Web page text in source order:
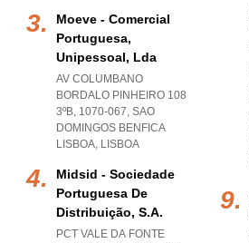
Moeve - Comercial
Portuguesa,
Unipessoal, Lda
AV COLUMBANO
BORDALO PINHEIRO 108
3ºB, 1070-067, SAO
DOMINGOS BENFICA
LISBOA, LISBOA
Midsid - Sociedade
Portuguesa De
Distribuição, S.a.
PCT VALE DA FONTE